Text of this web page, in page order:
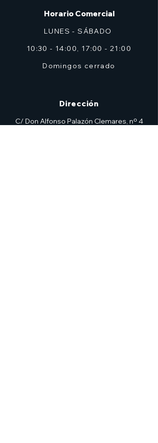
Horario Comercial
LUNES - SÁBADO
10:30 - 14:00, 17:00 - 21:00
Domingos cerrado
Dirección
C/ Don Alfonso Palazón Clemares, nº 4